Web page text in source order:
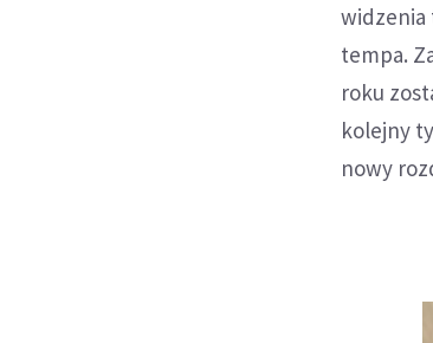
widzenia
tempa.
roku
kolejny
nowy